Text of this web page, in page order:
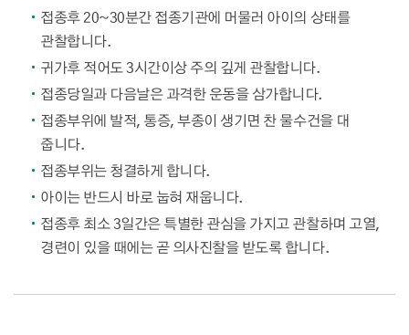
접종후 20~30분간 접종기관에 머물러 아이의 상태를
관찰합니다.
귀가후 적어도 3시간이상 주의 깊게 관찰합니다.
접종당일과 다음날은 과격한 운동을 삼가합니다.
접종부위에 발적, 통증, 부종이 생기면 찬 물수건을 대
줍니다.
접종부위는 청결하게 합니다.
아이는 반드시 바로 눕혀 재웁니다.
접종후 최소 3일간은 특별한 관심을 가지고 관찰하며 고열,
경련이 있을 때에는 곧 의사진찰을 받도록 합니다.